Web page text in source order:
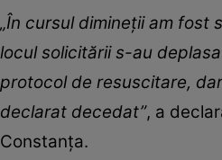
„În cursul dimineţii am fost
locul solicitării s-au
protocol de resuscitare,
declarat decedat”, a
Constanţa.